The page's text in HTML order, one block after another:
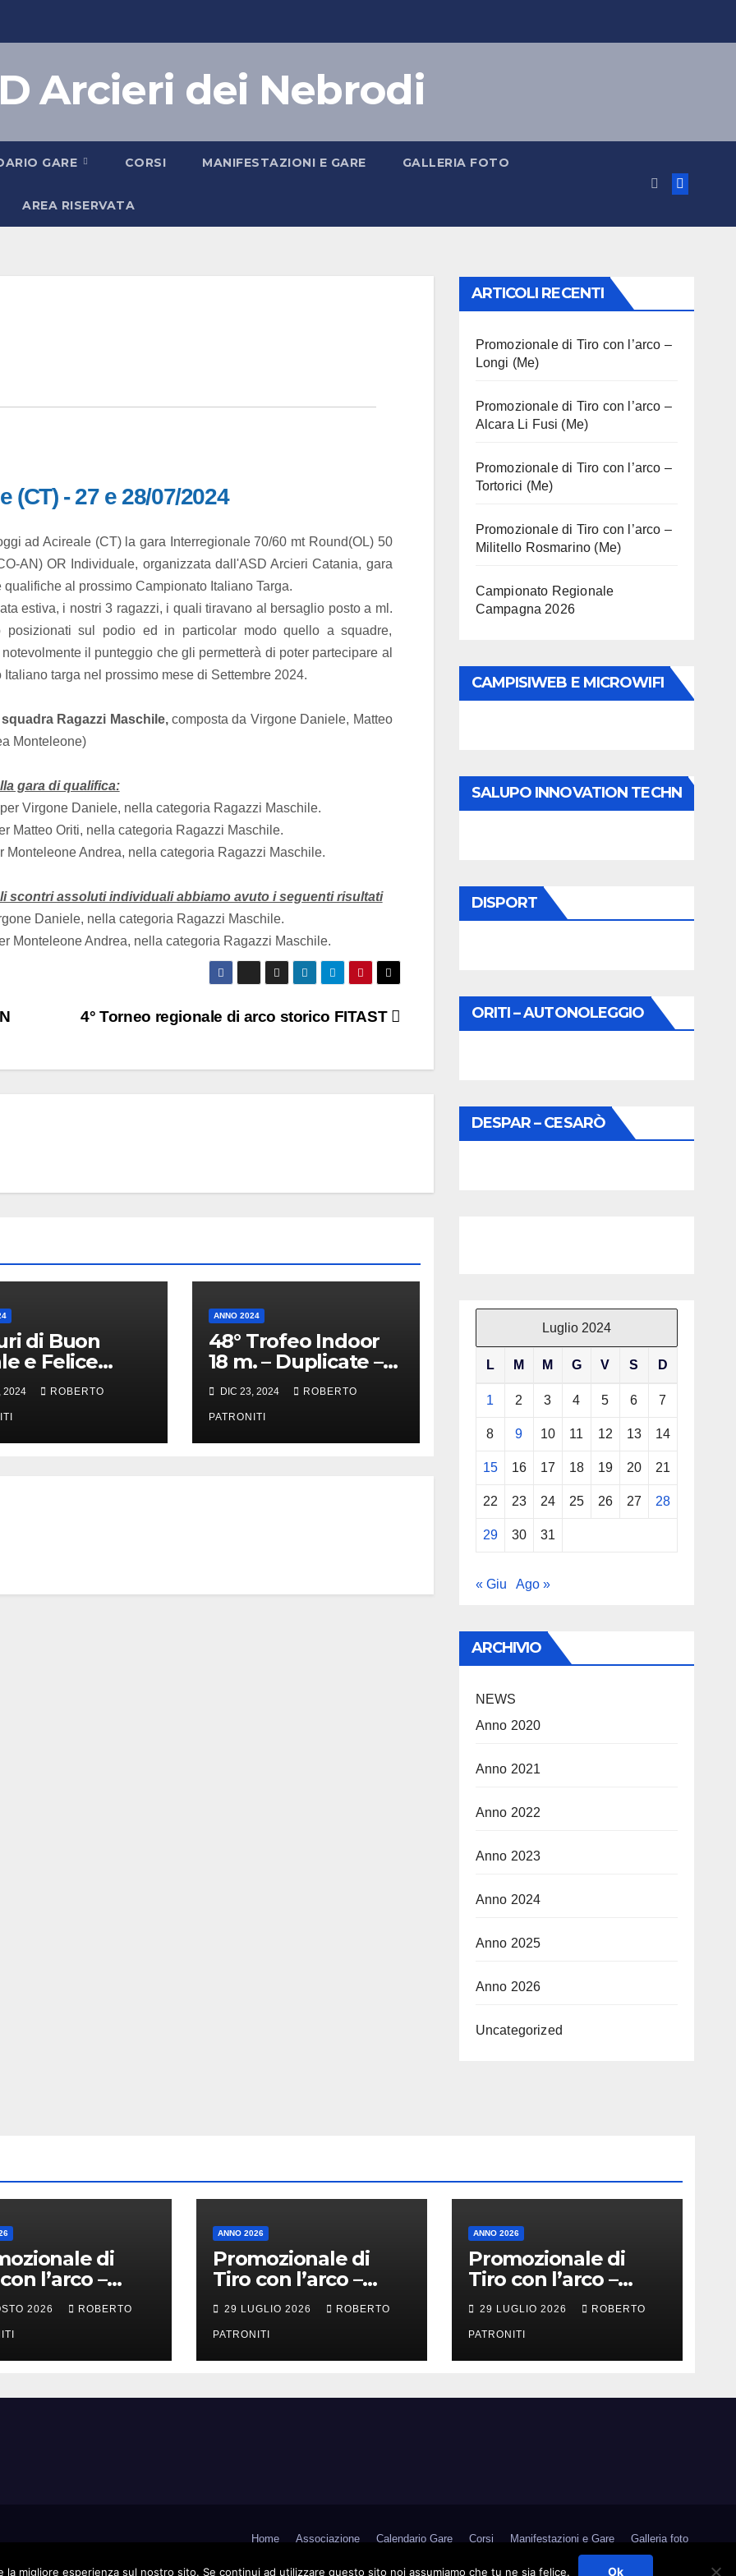
Arcieri dei Nebrodi
GARE CORSI MANIFESTAZIONI E GARE GALLERIA FOTO
AREA RISERVATA
(CT) - 27 e 28/07/2024
ad Acireale (CT) la gara Interregionale 70/60 mt Round(OL) 50
AN) OR Individuale, organizzata dall'ASD Arcieri Catania, gara
qualifiche al prossimo Campionato Italiano Targa.
estiva, i nostri 3 ragazzi, i quali tiravano al bersaglio posto a ml.
posizionati sul podio ed in particolar modo quello a squadre,
il punteggio che gli permetterà di poter partecipare al
Italiano targa nel prossimo mese di Settembre 2024.
Ragazzi Maschile, composta da Virgone Daniele, Matteo
Monteleone)
gara di qualifica:
Virgone Daniele, nella categoria Ragazzi Maschile.
Matteo Oriti, nella categoria Ragazzi Maschile.
Monteleone Andrea, nella categoria Ragazzi Maschile.
scontri assoluti individuali abbiamo avuto i seguenti risultati
Daniele, nella categoria Ragazzi Maschile.
Monteleone Andrea, nella categoria Ragazzi Maschile.
4° Torneo regionale di arco storico FITAST
di Buon
e Felice
Nuovo 2025
2024 ROBERTO
ANNO 2024
48° Trofeo Indoor
18 m. – Duplicate –
[#6190]
DIC 23, 2024 ROBERTO
PATRONITI
ARTICOLI RECENTI
Promozionale di Tiro con l’arco –
Longi (Me)
Promozionale di Tiro con l’arco –
Alcara Li Fusi (Me)
Promozionale di Tiro con l’arco –
Tortorici (Me)
Promozionale di Tiro con l’arco –
Militello Rosmarino (Me)
Campionato Regionale
Campagna 2026
CAMPISIWEB E MICROWIFI
SALUPO INNOVATION TECHN
DISPORT
ORITI – AUTONOLEGGIO
DESPAR – CESARÒ
Luglio 2024
L M M G V S D
1 2 3 4 5 6 7
8 9 10 11 12 13 14
15 16 17 18 19 20 21
22 23 24 25 26 27 28
29 30 31
« Giu Ago »
ARCHIVIO
NEWS
Anno 2020
Anno 2021
Anno 2022
Anno 2023
Anno 2024
Anno 2025
Anno 2026
Uncategorized
di
l’arco –
Li Fusi (Me)
2026 ROBERTO
ANNO 2026
Promozionale di
Tiro con l’arco –
Tortorici (Me)
29 LUGLIO 2026 ROBERTO
PATRONITI
ANNO 2026
Promozionale di
Tiro con l’arco –
Militello Rosmarino
(Me)
29 LUGLIO 2026 ROBERTO
PATRONITI
Home Associazione Calendario Gare Corsi Manifestazioni e Gare Galleria foto
Medagliere Contatti Link Utili Area Riservata
migliore esperienza sul nostro sito. Se continui ad utilizzare questo sito noi assumiamo che tu ne sia felice. Ok